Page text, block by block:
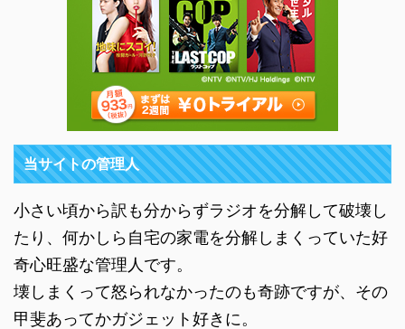
当サイトの管理人
小さい頃から訳も分からずラジオを分解して破壊し
たり、何かしら自宅の家電を分解しまくっていた好
奇心旺盛な管理人です。
壊しまくって怒られなかったのも奇跡ですが、その
甲斐あってかガジェット好きに。